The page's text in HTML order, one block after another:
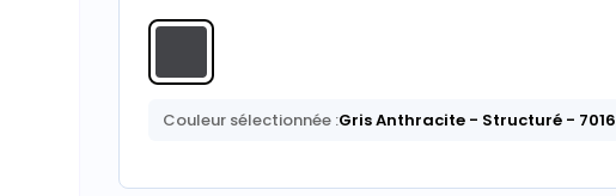
Couleur sélectionnée :Gris Anthracite- Structuré- 7016